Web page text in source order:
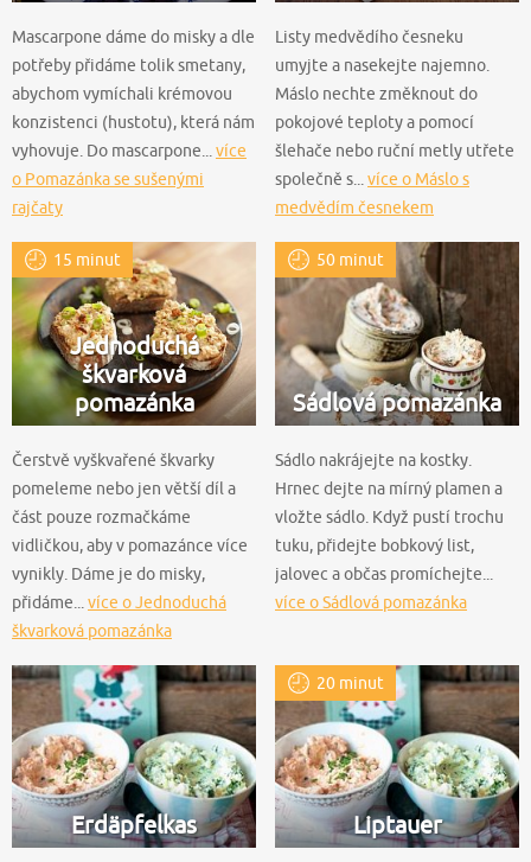
Mascarpone dáme do misky a dle
potřeby přidáme tolik smetany,
abychom vymíchali krémovou
konzistenci (hustotu), která nám
vyhovuje. Do mascarpone...více
o Pomazánka se sušenými
rajčaty
Listy medvědího česneku
umyjte a nasekejte najemno.
Máslo nechte změknout do
pokojové teploty a pomocí
šlehače nebo ruční metly utřete
společně s...více o Máslo s
medvědím česnekem
15 minut
Jednoduchá
škvarková
pomazánka
Čerstvě vyškvařené škvarky
pomeleme nebo jen větší díl a
část pouze rozmačkáme
vidličkou, aby v pomazánce více
vynikly. Dáme je do misky,
přidáme... více o Jednoduchá
škvarková pomazánka
50 minut
Sádlová pomazánka
Sádlo nakrájejte na kostky.
Hrnec dejte na mírný plamen a
vložte sádlo. Když pustí trochu
tuku, přidejte bobkový list,
jalovec a občas promíchejte...
více o Sádlová pomazánka
Erdäpfelkas
20 minut
Liptauer